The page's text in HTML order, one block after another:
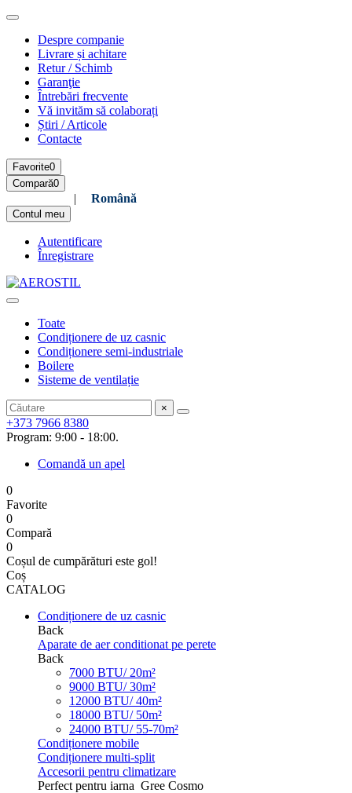
Despre companie
Livrare și achitare
Retur / Schimb
Garanţie
Întrebări frecvente
Vă invităm să colaborați
Știri / Articole
Contacte
Favorite0
Compară0
| Română
Contul meu
Autentificare
Înregistrare
Toate
Condiționere de uz casnic
Condiționere semi-industriale
Boilere
Sisteme de ventilație
×
+373 7966 8380
Program: 9:00 - 18:00.
Comandă un apel
0
Favorite
0
Compară
0
Coșul de cumpărături este gol!
Coș
CATALOG
Condiționere de uz casnic
Back
Aparate de aer conditionat pe perete
Back
7000 BTU/ 20m²
9000 BTU/ 30m²
12000 BTU/ 40m²
18000 BTU/ 50m²
24000 BTU/ 55-70m²
Condiționere mobile
Condiționere multi-split
Accesorii pentru climatizare
Perfect pentru iarna Gree Cosmo